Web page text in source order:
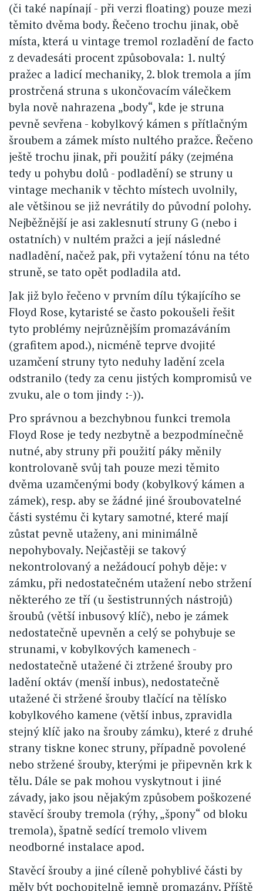
(či také napínají - při verzi floating) pouze mezi
těmito dvěma body. Řečeno trochu jinak, obě
místa, která u vintage tremol rozladění de facto
z devadesáti procent způsobovala: 1. nultý
pražec a ladicí mechaniky, 2. blok tremola a jím
prostrčená struna s ukončovacím válečkem
byla nově nahrazena „body“, kde je struna
pevně sevřena - kobylkový kámen s přítlačným
šroubem a zámek místo nultého pražce. Řečeno
ještě trochu jinak, při použití páky (zejména
tedy u pohybu dolů - podladění) se struny u
vintage mechanik v těchto místech uvolnily,
ale většinou se již nevrátily do původní polohy.
Nejběžnější je asi zaklesnutí struny G (nebo i
ostatních) v nultém pražci a její následné
nadladění, načež pak, při vytažení tónu na této
struně, se tato opět podladila atd.
Jak již bylo řečeno v prvním dílu týkajícího se
Floyd Rose, kytaristé se často pokoušeli řešit
tyto problémy nejrůznějším promazáváním
(grafitem apod.), nicméně teprve dvojité
uzamčení struny tyto neduhy ladění zcela
odstranilo (tedy za cenu jistých kompromisů ve
zvuku, ale o tom jindy :-)).
Pro správnou a bezchybnou funkci tremola
Floyd Rose je tedy nezbytně a bezpodmínečně
nutné, aby struny při použití páky měnily
kontrolovaně svůj tah pouze mezi těmito
dvěma uzamčenými body (kobylkový kámen a
zámek), resp. aby se žádné jiné šroubovatelné
části systému či kytary samotné, které mají
zůstat pevně utaženy, ani minimálně
nepohybovaly. Nejčastěji se takový
nekontrolovaný a nežádoucí pohyb děje: v
zámku, při nedostatečném utažení nebo stržení
některého ze tří (u šestistrunných nástrojů)
šroubů (větší inbusový klíč), nebo je zámek
nedostatečně upevněn a celý se pohybuje se
strunami, v kobylkových kamenech -
nedostatečně utažené či ztržené šrouby pro
ladění oktáv (menší inbus), nedostatečně
utažené či stržené šrouby tlačící na tělísko
kobylkového kamene (větší inbus, zpravidla
stejný klíč jako na šrouby zámku), které z druhé
strany tiskne konec struny, případně povolené
nebo stržené šrouby, kterými je připevněn krk k
tělu. Dále se pak mohou vyskytnout i jiné
závady, jako jsou nějakým způsobem poškozené
stavěcí šrouby tremola (rýhy, „špony“ od bloku
tremola), špatně sedící tremolo vlivem
neodborné instalace apod.
Stavěcí šrouby a jiné cíleně pohyblivé části by
měly být pochopitelně jemně promazány. Příště